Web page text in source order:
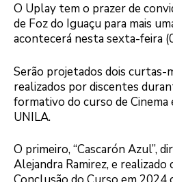
O Uplay tem o prazer de
de Foz do Iguaçu para mais
acontecerá nesta sexta-feira
Serão projetados dois curtas-
realizados por discentes
formativo do curso de Cinema
UNILA.
O primeiro, “Cascarón Azul”,
Alejandra Ramirez, e